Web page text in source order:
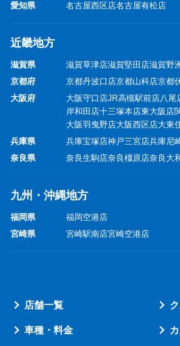
愛知県
名古屋西区店名古屋有松店
近畿地方
滋賀県 滋賀草津店滋賀堅田店滋賀野
京都府
京都丹波口店京都山科店京都
大阪府
大阪守口店JR高槻駅前店八尾
岸和田店十三塚本店東大阪店
大阪羽曳野店大阪西区店大東
兵庫県
兵庫宝塚店神戸三宮店兵庫尼
奈良県
奈良生駒店奈良橿原店奈良大
九州・沖縄地方
福岡県
福岡空港店
宮崎県
宮崎駅南店宮崎空港店
店舗一覧
車種・料金